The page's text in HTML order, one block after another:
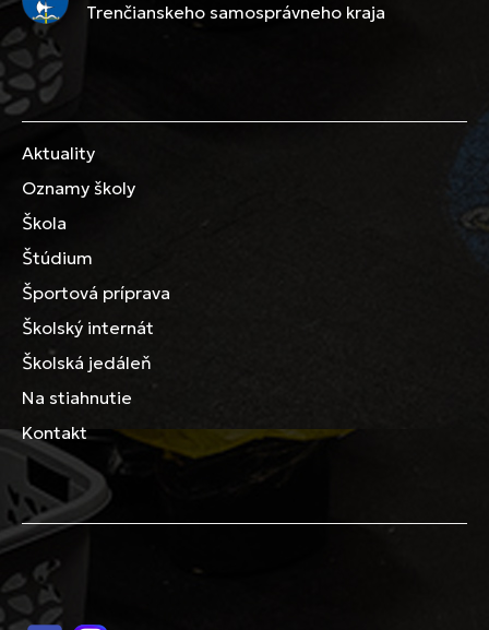
Trenčianskeho samosprávneho kraja
Aktuality
Oznamy školy
Škola
Štúdium
Športová príprava
Školský internát
Školská jedáleň
Na stiahnutie
Kontakt